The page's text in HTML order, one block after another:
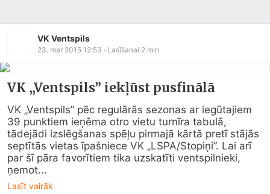
VK Ventspils
23. mar 2015 12:53 · Lasīšanai 2 min
VK „Ventspils” iekļūst pusfinālā
VK „Ventspils” pēc regulārās sezonas ar iegūtajiem
39 punktiem ieņēma otro vietu turnīra tabulā,
tādejādi izslēgšanas spēļu pirmajā kārtā pretī stājās
septītās vietas īpašniece VK „LSPA/Stopiņi”. Lai arī
par šī pāra favorītiem tika uzskatīti ventspilnieki,
ņemot...
Lasīt vairāk